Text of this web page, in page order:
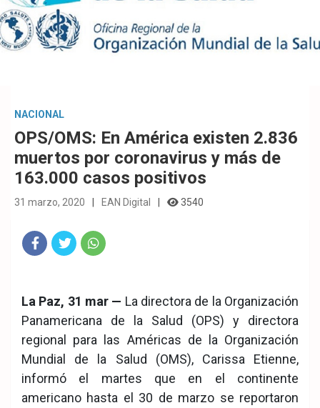
NACIONAL
OPS/OMS: En América existen 2.836
muertos por coronavirus y más de
163.000 casos positivos
31 marzo, 2020 EAN Digital 3540
ook
pp
La Paz, 31 mar — La directora de la Organización
Panamericana de la Salud (OPS) y directora
regional para las Américas de la Organización
Mundial de la Salud (OMS), Carissa Etienne,
informó el martes que en el continente
americano hasta el 30 de marzo se reportaron